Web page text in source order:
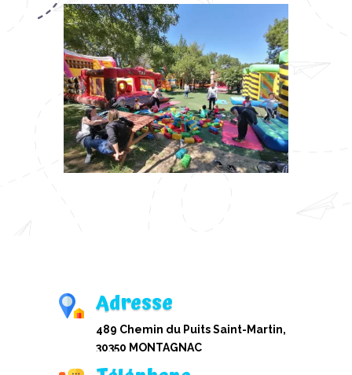
Adresse
489 Chemin du Puits Saint-Martin,
30350 MONTAGNAC